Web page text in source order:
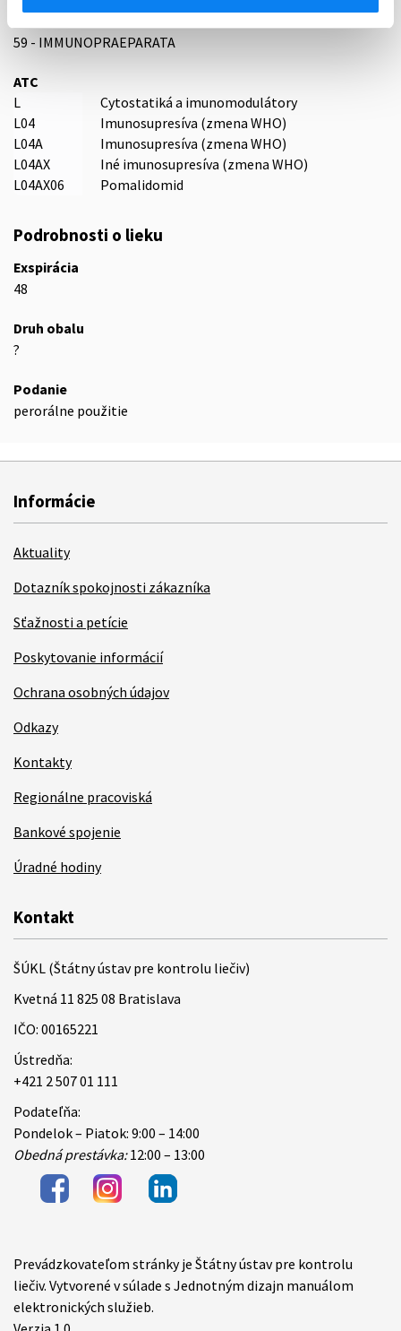
59 - IMMUNOPRAEPARATA
ATC
L
Cytostatiká a imunomodulátory
L04
Imunosupresíva (zmena WHO)
L04A
Imunosupresíva (zmena WHO)
L04AX
Iné imunosupresíva (zmena WHO)
L04AX06
Pomalidomid
Podrobnosti o lieku
Exspirácia
48
Druh obalu
?
Podanie
perorálne použitie
Informácie
Aktuality
Dotazník spokojnosti zákazníka
Sťažnosti a petície
Poskytovanie informácií
Ochrana osobných údajov
Odkazy
Kontakty
Regionálne pracoviská
Bankové spojenie
Úradné hodiny
Kontakt
ŠÚKL (Štátny ústav pre kontrolu liečiv)
Kvetná 11 825 08 Bratislava
IČO: 00165221
Ústredňa:
+421 2 507 01 111
Podateľňa:
Pondelok – Piatok: 9:00 – 14:00
Obedná prestávka:12:00 – 13:00
Items
Prevádzkovateľom stránky je Štátny ústav pre kontrolu
liečiv. Vytvorené v súlade s Jednotným dizajn manuálom
elektronických služieb.